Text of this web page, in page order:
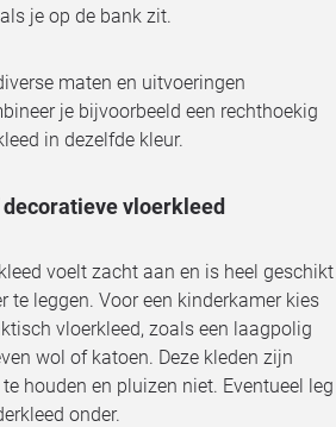
je op de bank zit.
maten en uitvoeringen
je bijvoorbeeld een rechthoekig
in dezelfde kleur.
vloerkleed
voelt zacht aan en is heel geschikt
te leggen. Voor een kinderkamer kies
vloerkleed, zoals een laagpolig
wol of katoen. Deze kleden zijn
houden en pluizen niet. Eventueel leg
onder.